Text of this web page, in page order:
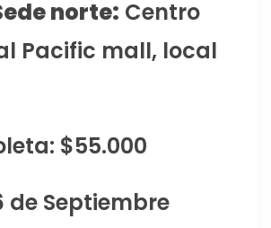
norte: Centro
Pacific mall, local
$55.000
de Septiembre